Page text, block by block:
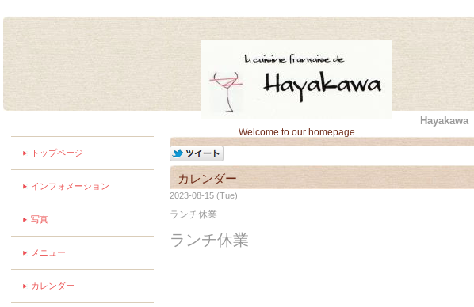
Welcome to our homepage
カレンダー
2023-08-15 (Tue)
ランチ休業
ランチ休業
トップページ
インフォメーション
写真
メニュー
カレンダー